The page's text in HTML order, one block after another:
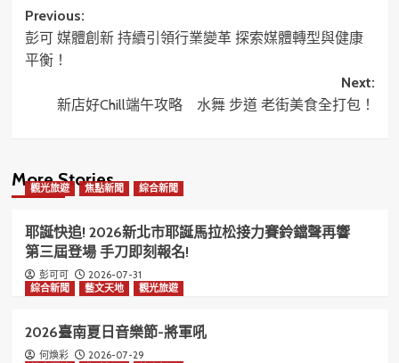
Post
navigation
Previous:
彭可 媒體創新 持續引領行業變革 探索媒體轉型與健康
平衡！
Next:
新店好Chill端午攻略 水舞 步道 老街美食全打包！
More Stories
觀光旅遊 焦點新聞 綜合新聞
耶誕快追! 2026新北市耶誕馬拉松接力賽鈴鐺聲再響
第三屆登場 手刀即刻報名!
彭可可
2026-07-31
綜合新聞
藝文天地 觀光旅遊
2026臺南夏日音樂節-將軍吼
何煥彩
2026-07-29